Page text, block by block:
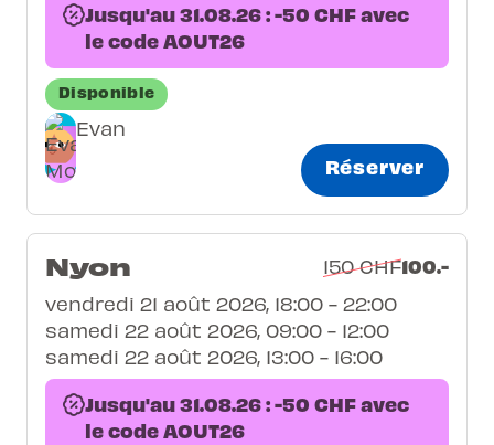
Jusqu'au 31.08.26 : -50 CHF avec
le code AOUT26
Disponible
Evan
Réserver
Nyon 150 CHF100.-
vendredi 21 août 2026, 18:00 - 22:00
samedi 22 août 2026, 09:00 - 12:00
samedi 22 août 2026, 13:00 - 16:00
Jusqu'au 31.08.26 : -50 CHF avec
le code AOUT26